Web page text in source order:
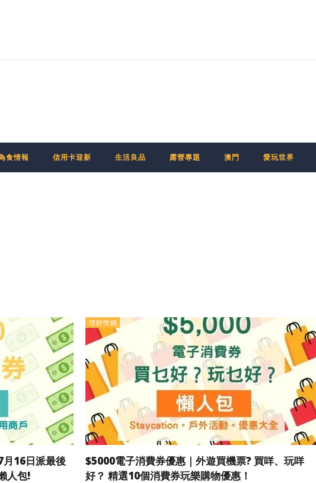
食情報 信用卡迎新 生活良品 露營專題 澳門 愛玩世界
16日派最後
人包!
理財慳錢
$5000電子消費券優惠｜外遊買機票? 買咩、玩咩
好？ 精選10個消費券玩樂購物優惠！